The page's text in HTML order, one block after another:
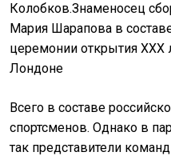
Колобков.Знаменосец
Мария Шарапова в
церемонии открытия ХХХ
Лондоне
Всего в составе
спортсменов. Однако в
так представители